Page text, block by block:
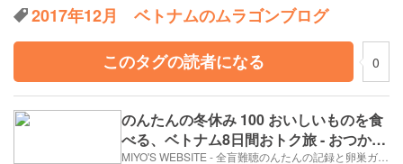
2017年12月 ベトナムのムラゴンブログ
このタグの読者になる
0
のんたんの冬休み 100 おいしいものを食
べる、ベトナム8日間おトク旅 - おつかれ
さまでした。（2017年12月31日/8日め）